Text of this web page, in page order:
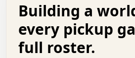
.   .   .   .   .   .   .   .
.   .   .   .   +   .   .   .
.   :   .   .   .   .   .   .
.   .   x   .   .   .   .   .
.   .   .   .   :   .   .   .
Building a
every pickup
full roster.